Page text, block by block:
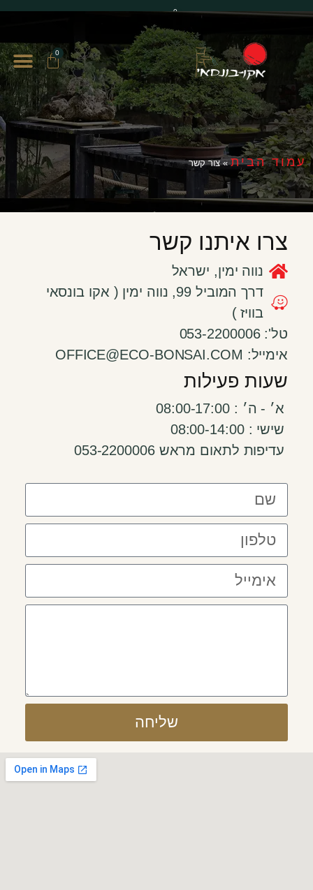
0
0
עמוד הבית»צור קשר
צרו איתנו קשר
נווה ימין, ישראל
דרך המוביל 99, נווה ימין ( אקו בונסאי
בוויז )
טל': 053-2200006
אימייל: OFFICE@ECO-BONSAI.COM
שעות פעילות
א׳ - ה׳ : 08:00-17:00
שישי : 08:00-14:00
עדיפות לתאום מראש 053-2200006
שליחה